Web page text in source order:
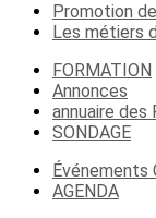
Promotion
Les métiers
FORMATION
Annonces
annuaire
SONDAGE
Événements
AGENDA